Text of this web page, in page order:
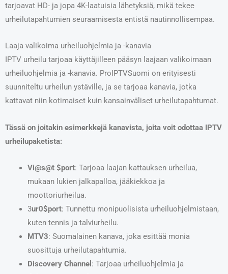
tarjoavat HD- ja jopa 4K-laatuisia lähetyksiä, mikä tekee
urheilutapahtumien seuraamisesta entistä nautinnollisempaa.
Laaja valikoima urheiluohjelmia ja -kanavia
IPTV urheilu tarjoaa käyttäjilleen pääsyn laajaan valikoimaan
urheiluohjelmia ja -kanavia. ProIPTVSuomi on erityisesti
suunniteltu urheilun ystäville, ja se tarjoaa kanavia, jotka
kattavat niin kotimaiset kuin kansainväliset urheilutapahtumat.
Tässä on joitakin esimerkkejä kanavista, joita voit odottaa IPTV
urheilupaketista:
Vi@s@t $port: Tarjoaa laajan kattauksen urheilua,
mukaan lukien jalkapalloa, jääkiekkoa ja
moottoriurheilua.
3ur0$port: Tunnettu monipuolisista urheiluohjelmistaan,
kuten tennis ja talviurheilu.
MTV3: Suomalainen kanava, joka esittää monia
suosittuja urheilutapahtumia.
Discovery Channel : Tarjoaa urheiluohjelmia ja